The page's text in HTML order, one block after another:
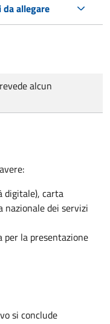
allegare
alcun
digitale), carta
nazionale dei servizi
la presentazione
si conclude